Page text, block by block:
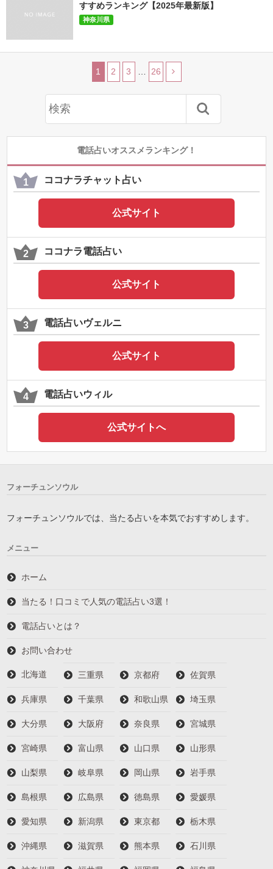
すすめランキング【2025年最新版】
神奈川県
1 2 3 26
電話占いオススメランキング！
ココナラチャット占い
公式サイト
ココナラ電話占い
公式サイト
電話占いヴェルニ
公式サイト
電話占いウィル
公式サイトへ
フォーチュンソウル
フォーチュンソウルでは、当たる占いを本気でおすすめします。
メニュー
ホーム
当たる！口コミで人気の電話占い3選！
電話占いとは？
お問い合わせ
北海道 三重県 京都府 佐賀県
兵庫県 千葉県 和歌山県 埼玉県
大分県 大阪府 奈良県 宮城県
宮崎県 富山県 山口県 山形県
山梨県 岐阜県 岡山県 岩手県
島根県 広島県 徳島県 愛媛県
愛知県 新潟県 東京都 栃木県
沖縄県 滋賀県 熊本県 石川県